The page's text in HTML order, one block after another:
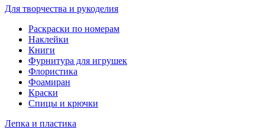
Для творчества и рукоделия
Раскраски по номерам
Наклейки
Книги
Фурнитура для игрушек
Флористика
Фоамиран
Краски
Спицы и крючки
Лепка и пластика